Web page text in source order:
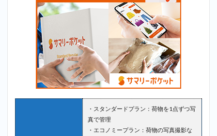
・スタンダードプラン：荷物を1点ずつ写
真で管理
・エコノミープラン：荷物の写真撮影な